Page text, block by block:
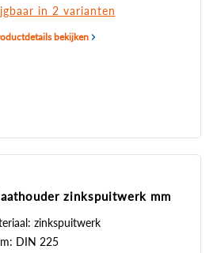
in 2 varianten
bekijken
zinkspuitwerk mm
zinkspuitwerk
DIN 225